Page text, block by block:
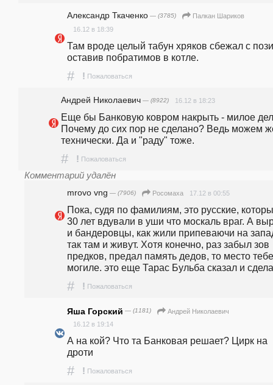
Александр Ткаченко — (3785)
Палкан Шариков
16.12 в 18:39
Там вроде целый табун хряков сбежал с
оставив побратимов в котле.
# ! Пожаловаться
Андрей Николаевич — (8922) 16.12 в 18:23
Еще бы Банковую ковром накрыть - милое
Почему до сих пор не сделано? Ведь можем
технически. Да и "раду" тоже.
# ! Пожаловаться
Комментарий удалён
mrovo vng — (7906) Росомаха 17.12 в 00:55
Пока, судя по фамилиям, это русские,
30 лет вдували в уши что москаль враг. А
и бандеровцы, как жили припеваючи на
так там и живут. Хотя конечно, раз забыл зов
предков, предал память дедов, то место
могиле. это еще Тарас Бульба сказал и
# ! Пожаловаться
Яша Горский — (1181)
Андрей Николаевич
16.12 в 19:14
А на кой? Что та Банковая решает? Цирк на
дроти
# ! Пожаловаться